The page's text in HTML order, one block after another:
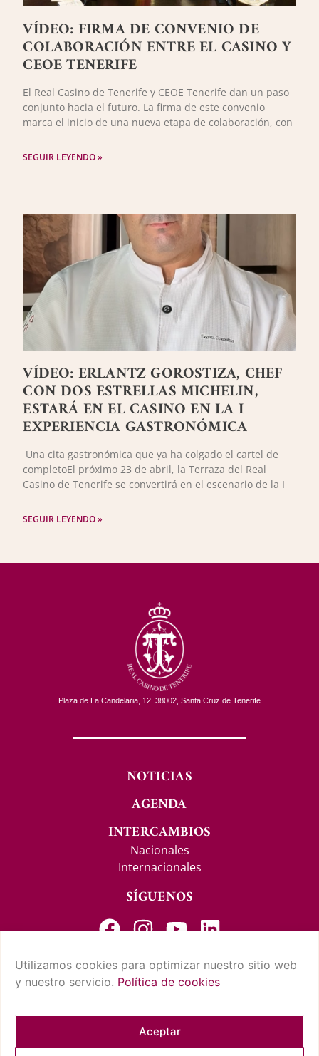
Utilizamos cookies para optimizar nuestro sitio web
y nuestro servicio. Política de cookies
Aceptar
VÍDEO: FIRMA DE CONVENIO DE
COLABORACIÓN ENTRE EL CASINO Y
CEOE TENERIFE
El Real Casino de Tenerife y CEOE Tenerife dan un paso
conjunto hacia el futuro. La firma de este convenio
marca el inicio de una nueva etapa de colaboración, con
SEGUIR LEYENDO »
VÍDEO: ERLANTZ GOROSTIZA, CHEF
CON DOS ESTRELLAS MICHELIN,
ESTARÁ EN EL CASINO EN LA I
EXPERIENCIA GASTRONÓMICA
Una cita gastronómica que ya ha colgado el cartel de
completoEl próximo 23 de abril, la Terraza del Real
Casino de Tenerife se convertirá en el escenario de la I
SEGUIR LEYENDO »
Plaza de La Candelaria, 12. 38002, Santa Cruz de Tenerife
NOTICIAS
AGENDA
INTERCAMBIOS
Nacionales
Internacionales
SÍGUENOS
CONTACTO Y SUGERENCIAS
AVISO LEGAL
CUMPLIMIENTO NORMATIVO